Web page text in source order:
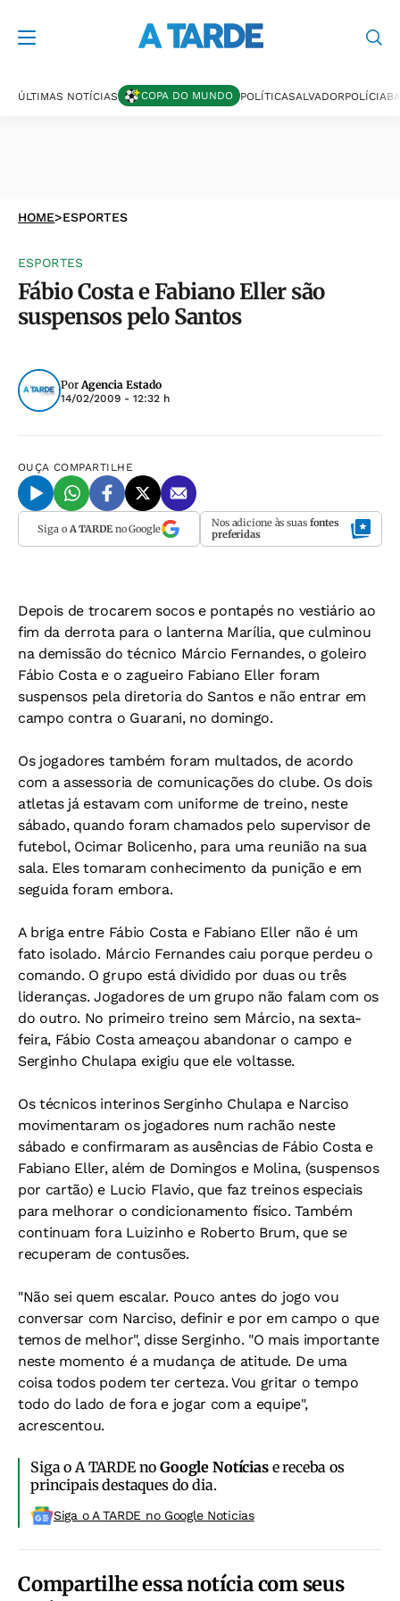
ÚLTIMAS NOTÍCIAS COPA DO MUNDO POLÍTICASALVADORPOLÍCIA
HOME>ESPORTES
ESPORTES
Fábio Costa e Fabiano Eller são
suspensos pelo Santos
PorAgencia Estado
14/02/2009 - 12:32 h
OUÇA COMPARTILHE
Siga o A TARDEno Google Nos adicione às suas fontes
preferidas
Depois de trocarem socos e pontapés no vestiário ao
fim da derrota para o lanterna Marília, que culminou
na demissão do técnico Márcio Fernandes, o goleiro
Fábio Costa e o zagueiro Fabiano Eller foram
suspensos pela diretoria do Santos e não entrar em
campo contra o Guarani, no domingo.
Os jogadores também foram multados, de acordo
com a assessoria de comunicações do clube. Os dois
atletas já estavam com uniforme de treino, neste
sábado, quando foram chamados pelo supervisor de
futebol, Ocimar Bolicenho, para uma reunião na sua
sala. Eles tomaram conhecimento da punição e em
seguida foram embora.
A briga entre Fábio Costa e Fabiano Eller não é um
fato isolado. Márcio Fernandes caiu porque perdeu o
comando. O grupo está dividido por duas ou três
lideranças. Jogadores de um grupo não falam com os
do outro. No primeiro treino sem Márcio, na sexta-
feira, Fábio Costa ameaçou abandonar o campo e
Serginho Chulapa exigiu que ele voltasse.
Os técnicos interinos Serginho Chulapa e Narciso
movimentaram os jogadores num rachão neste
sábado e confirmaram as ausências de Fábio Costa e
Fabiano Eller, além de Domingos e Molina, (suspensos
por cartão) e Lucio Flavio, que faz treinos especiais
para melhorar o condicionamento físico. Também
continuam fora Luizinho e Roberto Brum, que se
recuperam de contusões.
"Não sei quem escalar. Pouco antes do jogo vou
conversar com Narciso, definir e por em campo o que
temos de melhor", disse Serginho. "O mais importante
neste momento é a mudança de atitude. De uma
coisa todos podem ter certeza. Vou gritar o tempo
todo do lado de fora e jogar com a equipe",
acrescentou.
Siga o A TARDE noGoogle Notíciase receba os
principais destaques do dia.
Siga o A TARDE no Google Noticias
Compartilhe essa notícia com seus